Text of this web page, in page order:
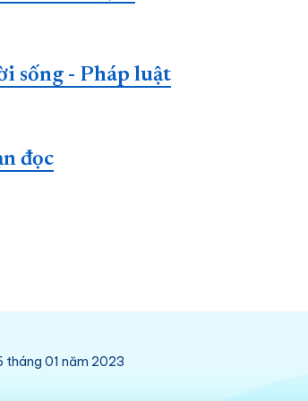
sống - Pháp luật
đọc
tháng 01 năm 2023